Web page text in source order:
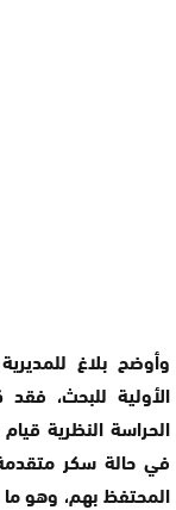
وأوضح بلاغ
الأولية للبحث،
الحراسة النظرية
في حالة سكر
المحتفظ بهم، وهو